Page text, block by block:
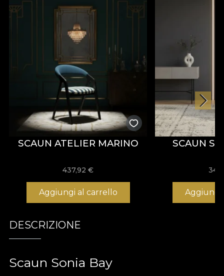
SCAUN ATELIER MARINO
437,92€
Aggiungi al carrello
SCAUN
Aggiungi
DESCRIZIONE
Scaun Sonia Bay